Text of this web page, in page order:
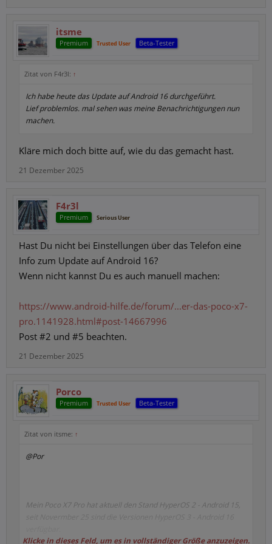
itsme
Premium Trusted User Beta-Tester
Zitat von F4r3l: ↑
Ich habe heute das Update auf Android 16 durchgeführt.
Lief problemlos. mal sehen was meine Benachrichtigungen nun
machen.
Kläre mich doch bitte auf, wie du das gemacht hast.
21 Dezember 2025
F4r3l
Premium Serious User
Hast Du nicht bei Einstellungen über das Telefon eine
Info zum Update auf Android 16?
Wenn nicht kannst Du es auch manuell machen:
https://www.android-hilfe.de/forum/...er-das-poco-x7-
pro.1141928.html#post-14667996
Post #2 und #5 beachten.
21 Dezember 2025
Porco
Premium Trusted User Beta-Tester
Zitat von itsme: ↑
@Por
Mein Poco X7 Pro hat aktuell den Stand HyperOS 2 - Android 15,
Klicke in dieses Feld, um es in vollständiger Größe anzuzeigen.